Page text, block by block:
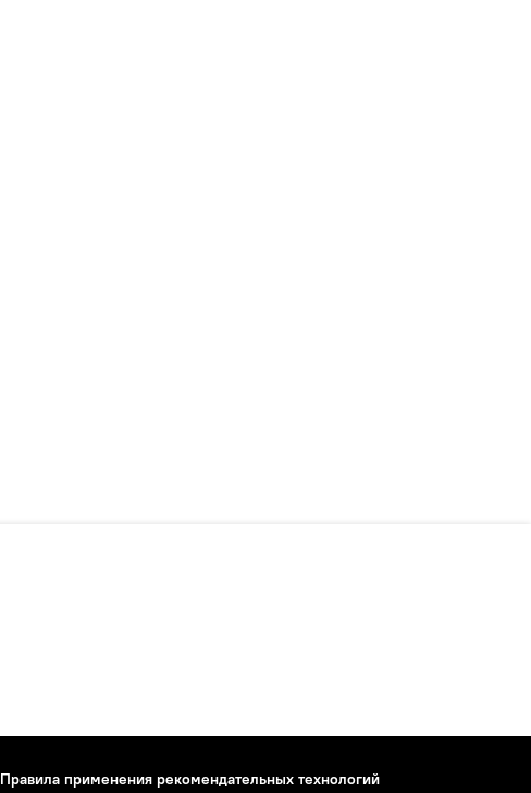
Правила применения рекомендательных технологий